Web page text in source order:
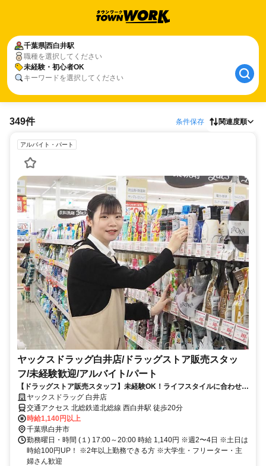
千葉県西白井駅
職種を選択してください
未経験・初心者OK
キーワードを選択してください
349件 条件保存 関連度順
アルバイト・パート
ヤックスドラッグ白井店/ドラッグストア販売スタッ
フ/未経験歓迎/アルバイト/パート
【ドラッグストア販売スタッフ】未経験OK！ライフスタイルに合わせて
働けます◎ヤックスドラッグ白井店
ヤックスドラッグ 白井店
交通アクセス 北総鉄道北総線 西白井駅 徒歩20分
時給1,140円以上
千葉県白井市
勤務曜日・時間 (１) 17:00～20:00 時給 1,140円 ※週2〜4日 ※土日は
時給100円UP！ ※2年以上勤務できる方 ※大学生・フリーター・主
婦さん歓迎